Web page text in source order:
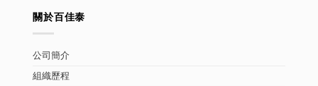
關於百佳泰
公司簡介
組織歷程